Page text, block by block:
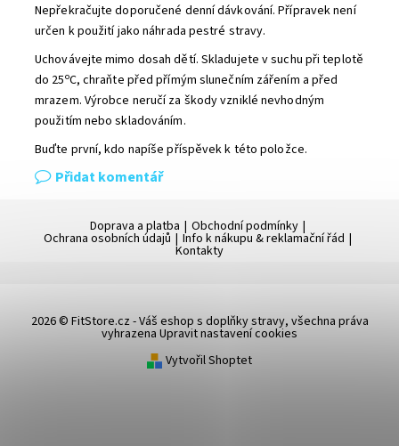
Nepřekračujte doporučené denní dávkování. Přípravek není
určen k použití jako náhrada pestré stravy.
Uchovávejte mimo dosah dětí. Skladujete v suchu při teplotě
do 25oC, chraňte před přímým slunečním zářením a před
mrazem. Výrobce neručí za škody vzniklé nevhodným
použitím nebo skladováním.
Buďte první, kdo napíše příspěvek k této položce.
Přidat komentář
Doprava a platba | Obchodní podmínky |
Ochrana osobních údajů | Info k nákupu & reklamační řád |
Kontakty
2026 © FitStore.cz - Váš eshop s doplňky stravy, všechna práva
vyhrazena Upravit nastavení cookies
Vytvořil Shoptet